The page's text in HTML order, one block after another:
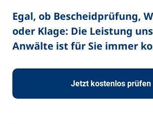
Egal, ob Bescheidprüfung,
oder Klage: Die Leistung
Anwälte ist für Sie immer
Jetzt kostenlos prüfen